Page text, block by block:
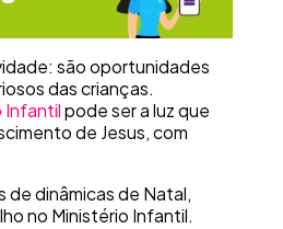
são oportunidades
das crianças.
Infantilpode ser a luz que
de Jesus, com
dinâmicas de Natal,
no Ministério Infantil.